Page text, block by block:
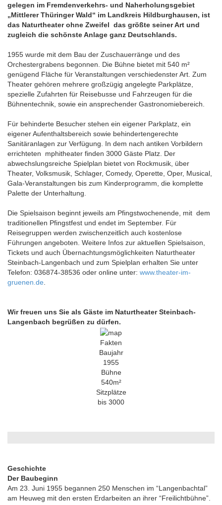
gelegen im Fremdenverkehrs- und Naherholungsgebiet
„Mittlerer Thüringer Wald“ im Landkreis Hildburghausen, ist
das Naturtheater ohne Zweifel das größte seiner Art und
zugleich die schönste Anlage ganz Deutschlands.
1955 wurde mit dem Bau der Zuschauerränge und des
Orchestergrabens begonnen. Die Bühne bietet mit 540 m²
genügend Fläche für Veranstaltungen verschiedenster Art. Zum
Theater gehören mehrere großzügig angelegte Parkplätze,
spezielle Zufahrten für Reisebusse und Fahrzeugen für die
Bühnentechnik, sowie ein ansprechender Gastronomiebereich.
Für behinderte Besucher stehen ein eigener Parkplatz, ein
eigener Aufenthaltsbereich sowie behindertengerechte
Sanitäranlagen zur Verfügung. In dem nach antiken Vorbildern
errichteten mphitheater finden 3000 Gäste Platz. Der
abwechslungsreiche Spielplan bietet von Rockmusik, über
Theater, Volksmusik, Schlager, Comedy, Operette, Oper, Musical,
Gala-Veranstaltungen bis zum Kinderprogramm, die komplette
Palette der Unterhaltung.
Die Spielsaison beginnt jeweils am Pfingstwochenende, mit dem
traditionellen Pfingstfest und endet im September. Für
Reisegruppen werden zwischenzeitlich auch kostenlose
Führungen angeboten. Weitere Infos zur aktuellen Spielsaison,
Tickets und auch Übernachtungsmöglichkeiten Naturtheater
Steinbach-Langenbach und zum Spielplan erhalten Sie unter
Telefon: 036874-38536 oder online unter: www.theater-im-
gruenen.de.
Wir freuen uns Sie als Gäste im Naturtheater Steinbach-
Langenbach begrüßen zu dürfen.
Fakten
Baujahr
1955
Bühne
540m²
Sitzplätze
bis 3000
Geschichte
Der Baubeginn
Am 23. Juni 1955 begannen 250 Menschen im “Langenbachtal”
am Heuweg mit den ersten Erdarbeiten an ihrer “Freilichtbühne”.